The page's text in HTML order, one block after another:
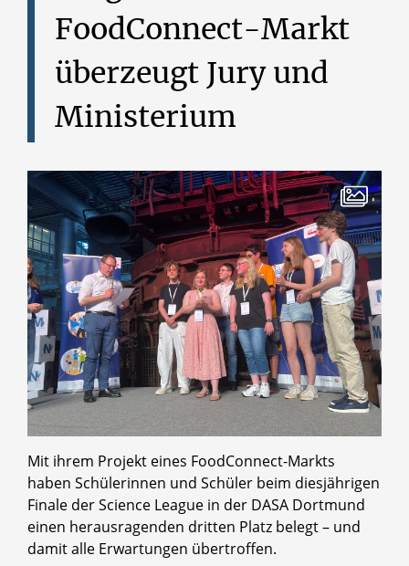
FoodConnect-Markt
überzeugt Jury und
Ministerium
Mit ihrem Projekt eines FoodConnect-Markts
haben Schülerinnen und Schüler beim diesjährigen
Finale der Science League in der DASA Dortmund
einen herausragenden dritten Platz belegt – und
damit alle Erwartungen übertroffen.